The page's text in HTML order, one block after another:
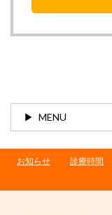
MENU
お知らせ 診療時間